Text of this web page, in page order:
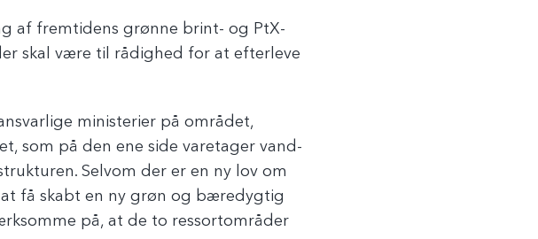
af fremtidens grønne brint- og PtX-
skal være til rådighed for at efterleve
ministerier på området,
som på den ene side varetager vand-
Selvom der er en ny lov om
få skabt en ny grøn og bæredygtig
på, at de to ressortområder